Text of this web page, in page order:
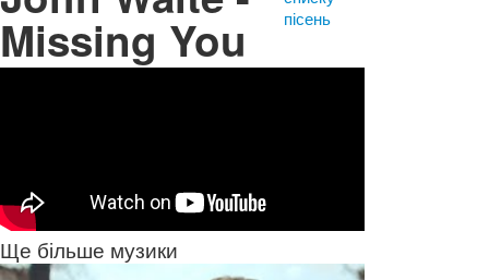
Missing You
пісень
Ще більше музики